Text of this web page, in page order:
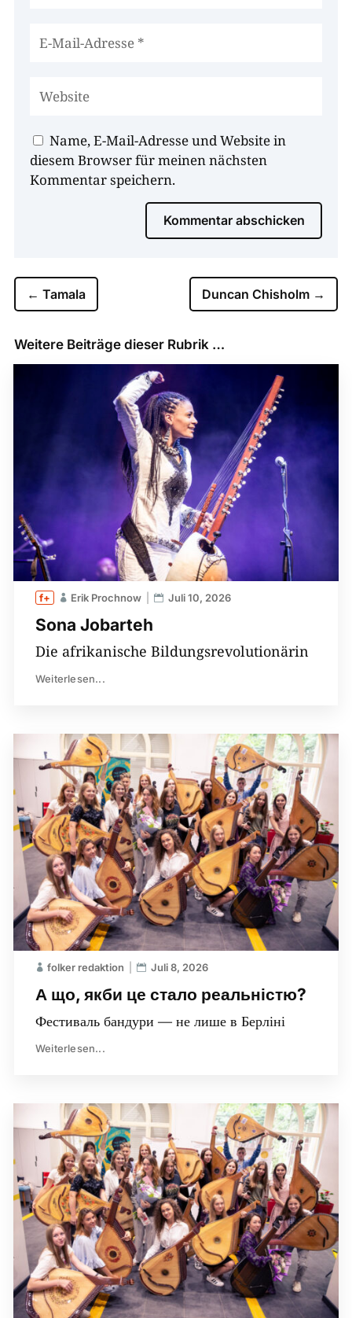
Name, E-Mail-Adresse und Website in
diesem Browser für meinen nächsten
Kommentar speichern.
Kommentar abschicken
← Tamala Duncan Chisholm →
Weitere Beiträge dieser Rubrik …
Sona Jobarteh
Erik Prochnow Juli 10, 2026
Die afrikanische Bildungsrevolutionärin
Weiterlesen...
А що, якби це стало реальністю?
folker redaktion Juli 8, 2026
Фестиваль бандури — не лише в Берліні
Weiterlesen...